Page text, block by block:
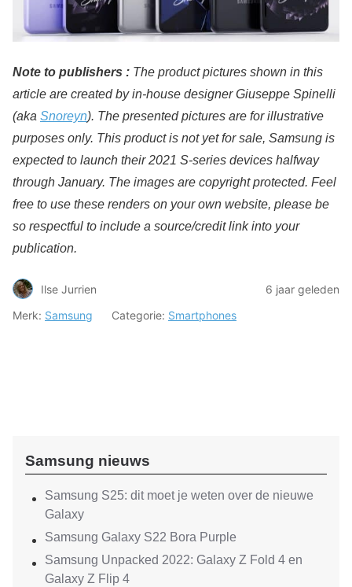
Note to publishers : The product pictures shown in this
article are created by in-house designer Giuseppe Spinelli
(aka Snoreyn). The presented pictures are for illustrative
purposes only. This product is not yet for sale, Samsung is
expected to launch their 2021 S-series devices halfway
through January. The images are copyright protected. Feel
free to use these renders on your own website, please be
so respectful to include a source/credit link into your
publication.
Ilse Jurrien
6 jaar geleden
Merk: Samsung Categorie: Smartphones
Samsung nieuws
Samsung S25: dit moet je weten over de nieuwe
Galaxy
Samsung Galaxy S22 Bora Purple
Samsung Unpacked 2022: Galaxy Z Fold 4 en
Galaxy Z Flip 4